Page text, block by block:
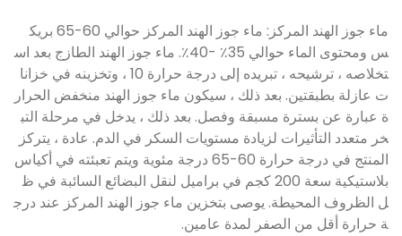
ماء جوز الهند المركز: ماء جوز الهند المركز حوالي 60-65 بريك
س ومحتوى الماء حوالي 35٪ -40٪. ماء جوز الهند الطازج بعد اس
تخلاصه ، ترشيحه ، تبريده إلى درجة حرارة 10 ، وتخزينه في خزانا
ت عازلة بطبقتين. بعد ذلك ، سيكون ماء جوز الهند منخفض الحرار
ة عبارة عن بسترة مسبقة وفصل. بعد ذلك ، يدخل في مرحلة التب
خر متعدد التأثيرات لزيادة مستويات السكر في الدم. عادة ، يتركز
المنتج في درجة حرارة 60-65 درجة مئوية ويتم تعبئته في أكياس
بلاستيكية سعة 200 كجم في براميل لنقل البضائع السائبة في ظ
ل الظروف المحيطة. يوصى بتخزين ماء جوز الهند المركز عند درج
ة حرارة أقل من الصفر لمدة عامين.